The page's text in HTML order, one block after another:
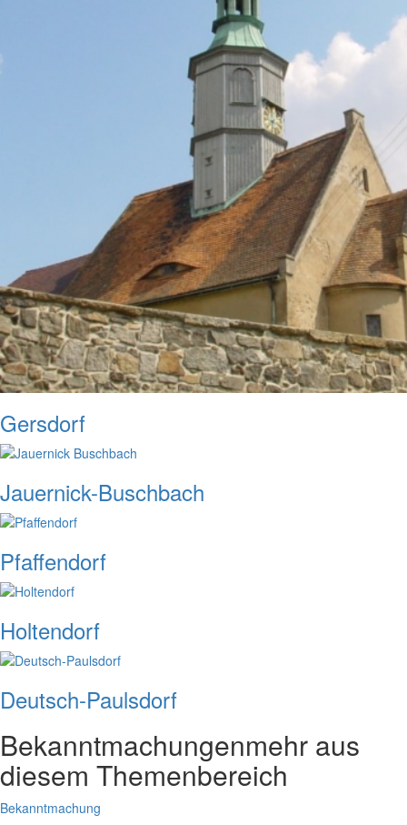
Gersdorf
Jauernick-Buschbach
Pfaffendorf
Holtendorf
Deutsch-Paulsdorf
Bekanntmachungenmehr aus
diesem Themenbereich
Bekanntmachung